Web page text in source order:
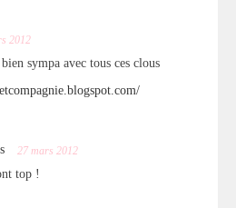
2012
sympa avec tous ces clous
27 mars 2012
top !